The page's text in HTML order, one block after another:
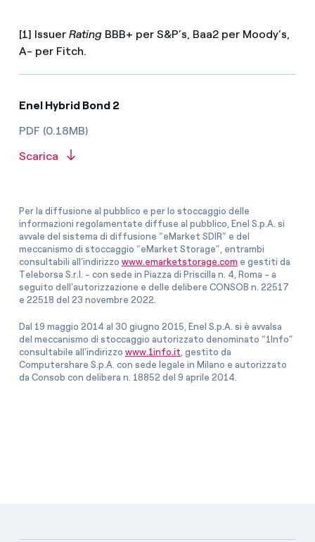
[1] Issuer RatingBBB+ per S&P’s, Baa2 per Moody’s,
A- per Fitch.
Enel Hybrid Bond 2
PDF (0.18MB)
Scarica
Per la diffusione al pubblico e per lo stoccaggio delle
informazioni regolamentate diffuse al pubblico, Enel S.p.A. si
avvale del sistema di diffusione “eMarket SDIR” e del
meccanismo di stoccaggio “eMarket Storage”, entrambi
consultabili all’indirizzo www.emarketstorage.com e gestiti da
Teleborsa S.r.l. - con sede in Piazza di Priscilla n. 4, Roma - a
seguito dell'autorizzazione e delle delibere CONSOB n. 22517
e 22518 del 23 novembre 2022.
Dal 19 maggio 2014 al 30 giugno 2015, Enel S.p.A. si è avvalsa
del meccanismo di stoccaggio autorizzato denominato “1Info”
consultabile all’indirizzo www.1info.it , gestito da
Computershare S.p.A. con sede legale in Milano e autorizzato
da Consob con delibera n. 18852 del 9 aprile 2014.